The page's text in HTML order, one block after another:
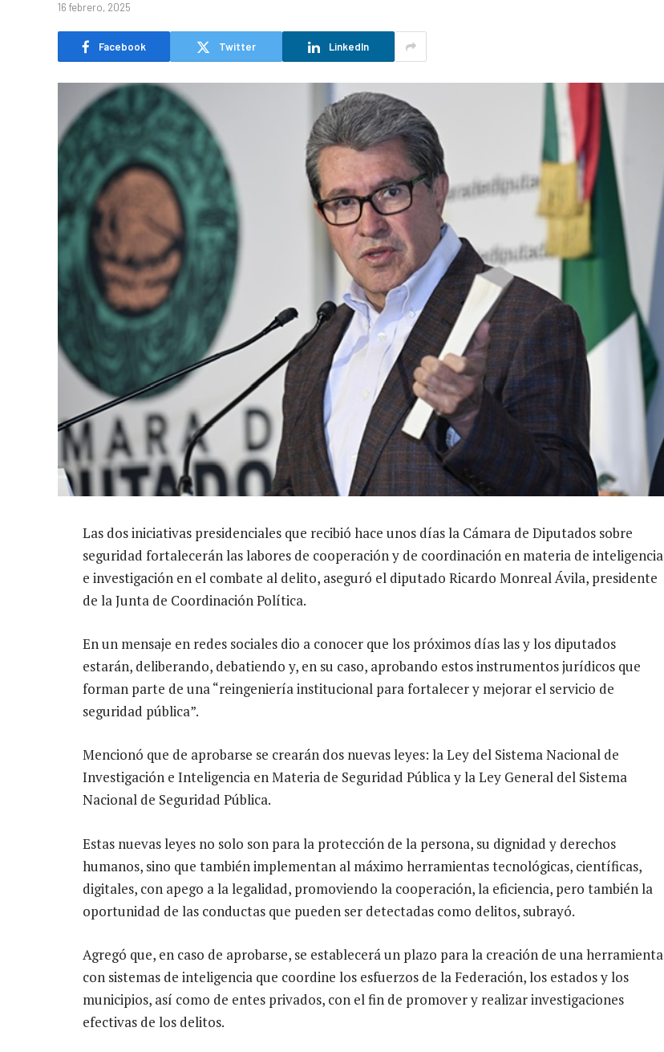
16 febrero, 2025
Facebook Twitter LinkedIn
Las dos iniciativas presidenciales que recibió hace unos días la Cámara de Diputados sobre
seguridad fortalecerán las labores de cooperación y de coordinación en materia de inteligencia
e investigación en el combate al delito, aseguró el diputado Ricardo Monreal Ávila, presidente
de la Junta de Coordinación Política.
En un mensaje en redes sociales dio a conocer que los próximos días las y los diputados
estarán, deliberando, debatiendo y, en su caso, aprobando estos instrumentos jurídicos que
forman parte de una “reingeniería institucional para fortalecer y mejorar el servicio de
seguridad pública”.
Mencionó que de aprobarse se crearán dos nuevas leyes: la Ley del Sistema Nacional de
Investigación e Inteligencia en Materia de Seguridad Pública y la Ley General del Sistema
Nacional de Seguridad Pública.
Estas nuevas leyes no solo son para la protección de la persona, su dignidad y derechos
humanos, sino que también implementan al máximo herramientas tecnológicas, científicas,
digitales, con apego a la legalidad, promoviendo la cooperación, la eficiencia, pero también la
oportunidad de las conductas que pueden ser detectadas como delitos, subrayó.
Agregó que, en caso de aprobarse, se establecerá un plazo para la creación de una herramienta
con sistemas de inteligencia que coordine los esfuerzos de la Federación, los estados y los
municipios, así como de entes privados, con el fin de promover y realizar investigaciones
efectivas de los delitos.